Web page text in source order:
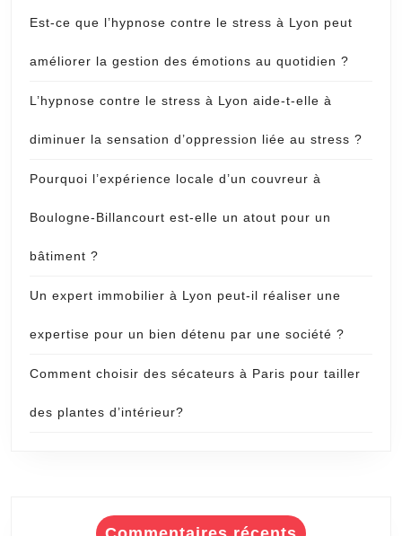
Est-ce que l’hypnose contre le stress à Lyon peut
améliorer la gestion des émotions au quotidien ?
L’hypnose contre le stress à Lyon aide-t-elle à
diminuer la sensation d’oppression liée au stress ?
Pourquoi l’expérience locale d’un couvreur à
Boulogne-Billancourt est-elle un atout pour un
bâtiment ?
Un expert immobilier à Lyon peut-il réaliser une
expertise pour un bien détenu par une société ?
Comment choisir des sécateurs à Paris pour tailler
des plantes d’intérieur?